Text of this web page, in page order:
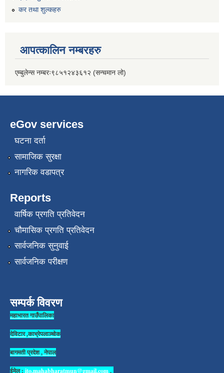
कर तथा शुल्कहरु
आपत्कालिन नम्बरहरु
एम्बुलेन्स नम्बरः९८५१२४३६१२ (सन्चमान लो)
eGov services
घटना दर्ता
सामाजिक सुरक्षा
नागरिक वडापत्र
Reports
वार्षिक प्रगति प्रतिवेदन
चौमासिक प्रगति प्रतिवेदन
सार्वजनिक सुनुवाई
सार्वजनिक परीक्षण
सम्पर्क विवरण
महाभारत गाउँपालिका
देविटार ,काभ्रेपलाञ्चोक
बागमती प्रदेश , नेपाल
ईमेल : ito.mahabharatmun@gmail.com,